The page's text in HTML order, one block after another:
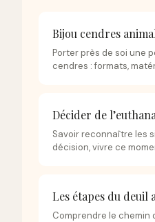
Bijou cendres
Porter près de soi une
cendres : formats,
Décider de
Savoir reconnaître les
décision, vivre ce
Les étapes du deuil
Comprendre le chemin